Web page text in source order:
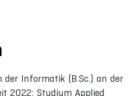
der Informatik (B.Sc.) an der
2022: Studium Applied